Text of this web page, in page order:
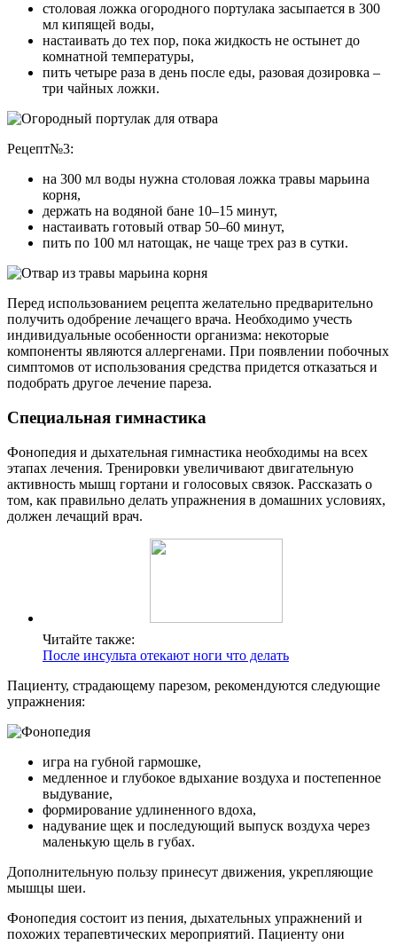
столовая ложка огородного портулака засыпается в 300
мл кипящей воды,
настаивать до тех пор, пока жидкость не остынет до
комнатной температуры,
пить четыре раза в день после еды, разовая дозировка –
три чайных ложки.
Рецепт№3:
на 300 мл воды нужна столовая ложка травы марьина
корня,
держать на водяной бане 10–15 минут,
настаивать готовый отвар 50–60 минут,
пить по 100 мл натощак, не чаще трех раз в сутки.
Перед использованием рецепта желательно предварительно
получить одобрение лечащего врача. Необходимо учесть
индивидуальные особенности организма: некоторые
компоненты являются аллергенами. При появлении побочных
симптомов от использования средства придется отказаться и
подобрать другое лечение пареза.
Специальная гимнастика
Фонопедия и дыхательная гимнастика необходимы на всех
этапах лечения. Тренировки увеличивают двигательную
активность мышц гортани и голосовых связок. Рассказать о
том, как правильно делать упражнения в домашних условиях,
должен лечащий врач.
Читайте также:
После инсульта отекают ноги что делать
Пациенту, страдающему парезом, рекомендуются следующие
упражнения:
игра на губной гармошке,
медленное и глубокое вдыхание воздуха и постепенное
выдувание,
формирование удлиненного вдоха,
надувание щек и последующий выпуск воздуха через
маленькую щель в губах.
Дополнительную пользу принесут движения, укрепляющие
мышцы шеи.
Фонопедия состоит из пения, дыхательных упражнений и
похожих терапевтических мероприятий. Пациенту они